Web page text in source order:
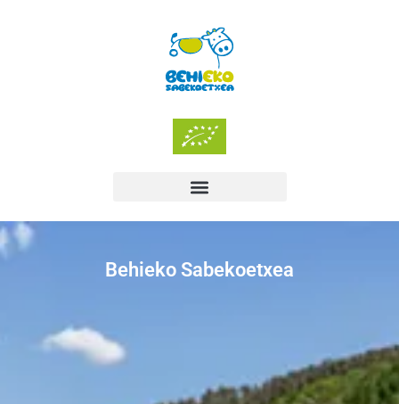
Behieko Sabekoetxea